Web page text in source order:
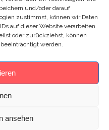
und/oder darauf
zustimmst, können wir Daten
auf dieser Website verarbeiten.
oder zurückziehst, können
werden.
ansehen